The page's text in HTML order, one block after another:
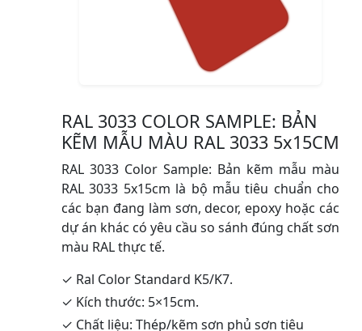
RAL 3033 COLOR SAMPLE: BẢN
KẼM MẪU MÀU RAL 3033 5x15CM
RAL 3033 Color Sample: Bản kẽm mẫu màu
RAL 3033 5x15cm là bộ mẫu tiêu chuẩn cho
các bạn đang làm sơn, decor, epoxy hoặc các
dự án khác có yêu cầu so sánh đúng chất sơn
màu RAL thực tế.
✓ Ral Color Standard K5/K7.
✓ Kích thước: 5×15cm.
✓ Chất liệu: Thép/kẽm sơn phủ sơn tiêu